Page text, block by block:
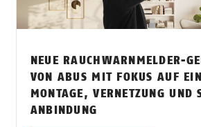
NEUE RAUCHWARNMELDER-
VON ABUS MIT FOKUS AUF
MONTAGE, VERNETZUNG UND
ANBINDUNG